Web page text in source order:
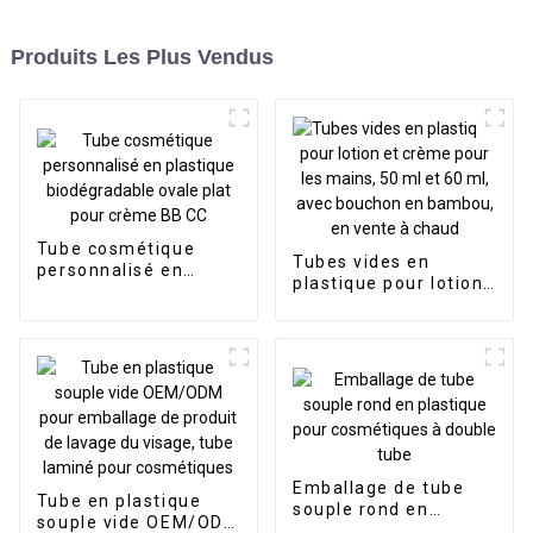
Produits Les Plus Vendus
Tube cosmétique
personnalisé en
CC
Tubes vides en
plastique pour lotion
bambou, en vente à
chaud
Tube en plastique
souple vide OEM/ODM
Emballage de tube
souple rond en